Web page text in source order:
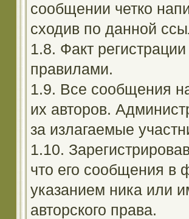
сообщении четко
сходив по данной
1.8. Факт
правилами.
1.9. Все сообщения
их авторов.
за излагаемые
1.10.
что его сообщения в
указанием ника или
авторского права.